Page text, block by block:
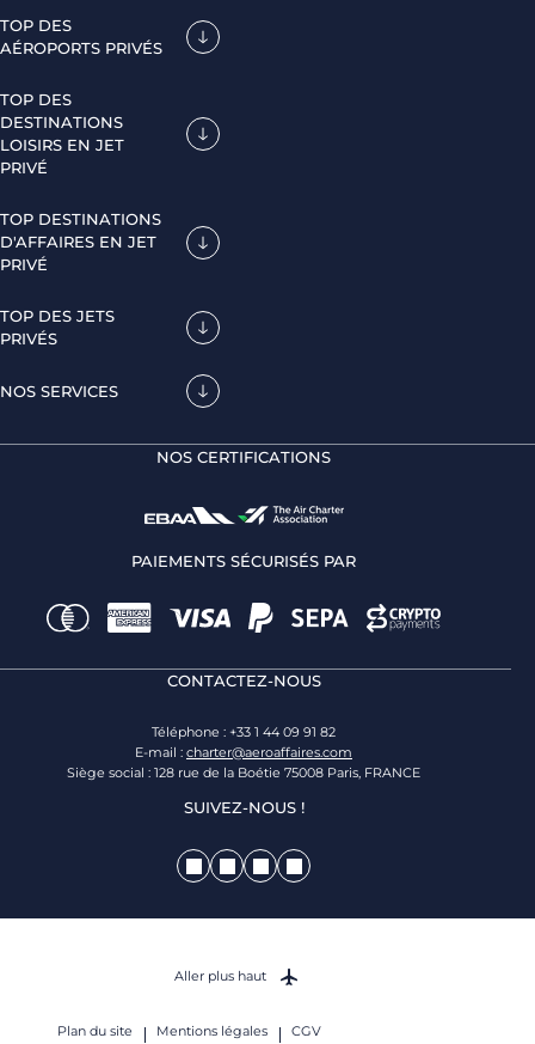
TOP DES
AÉROPORTS PRIVÉS
TOP DES
DESTINATIONS
LOISIRS EN JET
PRIVÉ
TOP DESTINATIONS
D'AFFAIRES EN JET
PRIVÉ
TOP DES JETS
PRIVÉS
NOS SERVICES
NOS CERTIFICATIONS
PAIEMENTS SÉCURISÉS PAR
CONTACTEZ-NOUS
Téléphone : +33 1 44 09 91 82
E-mail : charter@aeroaffaires.com
Siège social : 128 rue de la Boétie 75008 Paris, FRANCE
SUIVEZ-NOUS !
Plan du site Mentions légales
CGV
Aller plus haut